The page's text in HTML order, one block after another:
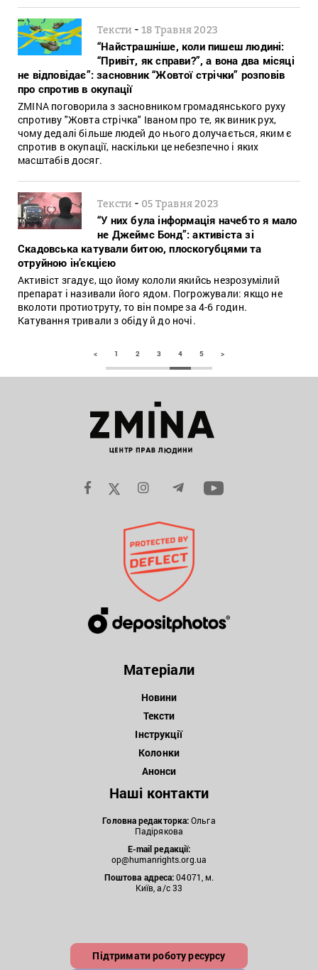
Тексти -18 Травня 2023
“Найстрашніше, коли пишеш людині:
“Привіт, як справи?”, а вона два місяці
не відповідає”: засновник “Жовтої стрічки” розповів
про спротив в окупації
ZMINA поговорила з засновником громадянського руху
спротиву "Жовта стрічка" Іваном про те, як виник рух,
чому дедалі більше людей до нього долучається, яким є
спротив в окупації, наскільки це небезпечно і яких
масштабів досяг.
Тексти - 05 Травня 2023
“У них була інформація начебто я мало
не Джеймс Бонд”: активіста зі
Скадовська катували битою, плоскогубцями та
отруйною ін’єкцією
Активіст згадує, що йому кололи якийсь незрозумілий
препарат і називали його ядом. Погрожували: якщо не
вколоти протиотруту, то він помре за 4-6 годин.
Катування тривали з обіду й до ночі.
< 1 2 3 4 5 >
Матеріали
Новини
Тексти
Інструкції
Колонки
Анонси
Наші контакти
Головна редакторка:Ольга
Падірякова
E-mail редакції:
op@humanrights.org.ua
Поштова адреса:04071, м.
Київ, а/с 33
Підтримати роботу ресурсу